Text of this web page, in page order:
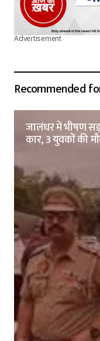
Advertisement
Recommended
जालंधर में भीषण
कार, 3 युवकों की